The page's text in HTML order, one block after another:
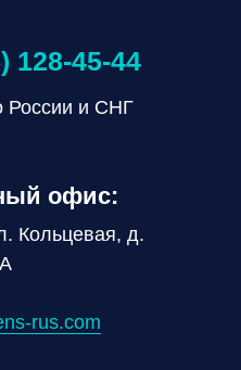
России и СНГ
128-45-44
Кольцевая, д.
rus.com
офис: